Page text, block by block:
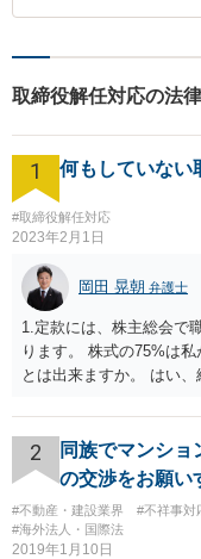
取締役解任対応の法
1 何もしていない
#取締役解任対応
2023年2月1日
岡田 晃朝 弁護士
1.定款には、株主総会で
ります。 株式の75%は
とは出来ますか。 はい
必要がありますが、本件
夫でしょう。 2.定款に
して、取締役を任期満了
の退職は正当事由が必要
無ければ、損害賠償の対
ら、損害が無いようには
2
同族でマンシ
の交渉をお願い
#不動産・建設業界 #不祥事対
#海外法人・国際法
2019年1月10日